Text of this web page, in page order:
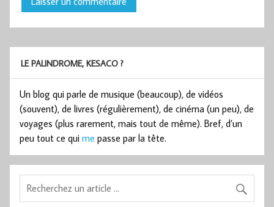
LE PALINDROME, KESACO ?
Un blog qui parle de musique (beaucoup), de vidéos
(souvent), de livres (régulièrement), de cinéma (un peu), de
voyages (plus rarement, mais tout de même). Bref, d’un
peu tout ce qui me passe par la tête.